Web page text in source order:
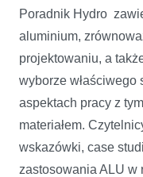
Poradnik Hydro
aluminium,
projektowaniu, a
wyborze
aspektach pracy z
materiałem.
wskazówki, case
zastosowania ALU w